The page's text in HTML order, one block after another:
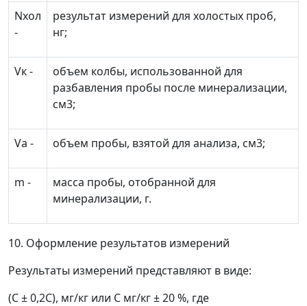
Nхол
-
результат измерений для холостых проб,
нг;
Vк-
объем колбы, использованной для
разбавления пробы после минерализации,
см3;
Vа - объем пробы, взятой для анализа, см3;
m -
масса пробы, отобранной для
минерализации, г.
10. Оформление результатов измерений
Результаты измерений представляют в виде:
(C±0,2C), мг/кг или С мг/кг ± 20 %, где